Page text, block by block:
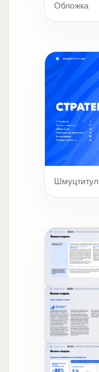
Обложка
Шмуцтитул